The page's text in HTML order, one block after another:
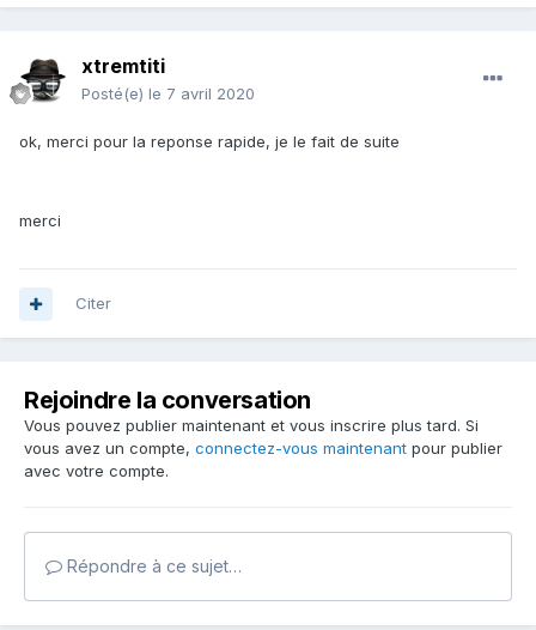
xtremtiti
Posté(e) le 7 avril 2020
ok, merci pour la reponse rapide, je le fait de suite
merci
Citer
Rejoindre la conversation
Vous pouvez publier maintenant et vous inscrire plus tard. Si
vous avez un compte, connectez-vous maintenant pour publier
avec votre compte.
Répondre à ce sujet…